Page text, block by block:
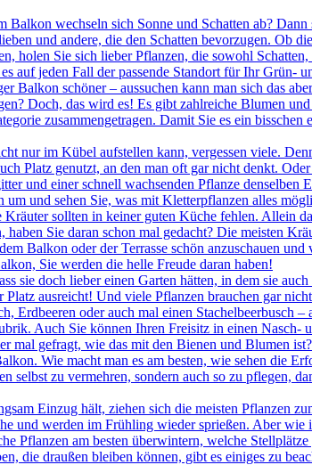
wechseln sich Sonne und Schatten ab?
und andere, die den Schatten bevorzugen. Ob
holen Sie sich lieber Pflanzen, die sowohl
auf jeden Fall der passende Standort für Ihr Grün-
Balkon schöner – aussuchen kann man sich das
Doch, das wird es! Es gibt zahlreiche Blumen
zusammengetragen. Damit Sie es ein bisschen
nur im Kübel aufstellen kann, vergessen viele.
Platz genutzt, an den man oft gar nicht denkt.
und einer schnell wachsenden Pflanze
und sehen Sie, was mit Kletterpflanzen alles
sollten in keiner guten Küche fehlen. Allein
Sie daran schon mal gedacht? Die meisten
Balkon oder der Terrasse schön anzuschauen
Sie werden die helle Freude daran haben!
sie doch lieber einen Garten hätten, in dem sie
ausreicht! Und viele Pflanzen brauchen gar
oder auch mal einen Stachelbeerbusch –
Auch Sie können Ihren Freisitz in einen Nasch-
mal gefragt, wie das mit den Bienen und Blumen
Wie macht man es am besten, wie sehen die
zu vermehren, sondern auch so zu pflegen,
Einzug hält, ziehen sich die meisten Pflanzen
und werden im Frühling wieder sprießen. Aber wie
Pflanzen am besten überwintern, welche
die draußen bleiben können, gibt es einiges zu